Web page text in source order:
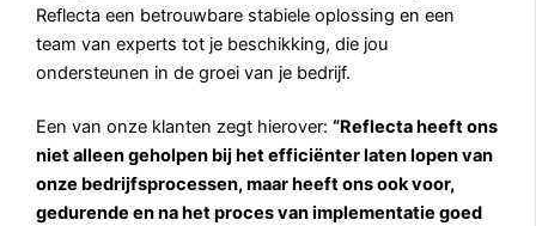
Reflecta een betrouwbare stabiele oplossing en een
team van experts tot je beschikking, die jou
ondersteunen in de groei van je bedrijf.
Een van onze klanten zegt hierover:“Reflecta heeft ons
niet alleen geholpen bij het efficiënter laten lopen van
onze bedrijfsprocessen, maar heeft ons ook voor,
gedurende en na het proces van implementatie goed